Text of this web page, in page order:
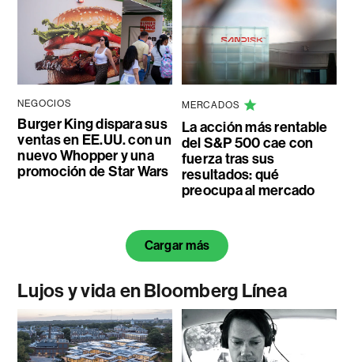
NEGOCIOS
Burger King dispara sus
ventas en EE.UU. con un
nuevo Whopper y una
promoción de Star Wars
MERCADOS
La acción más rentable
del S&P 500 cae con
fuerza tras sus
resultados: qué
preocupa al mercado
Cargar más
Lujos y vida en Bloomberg Línea